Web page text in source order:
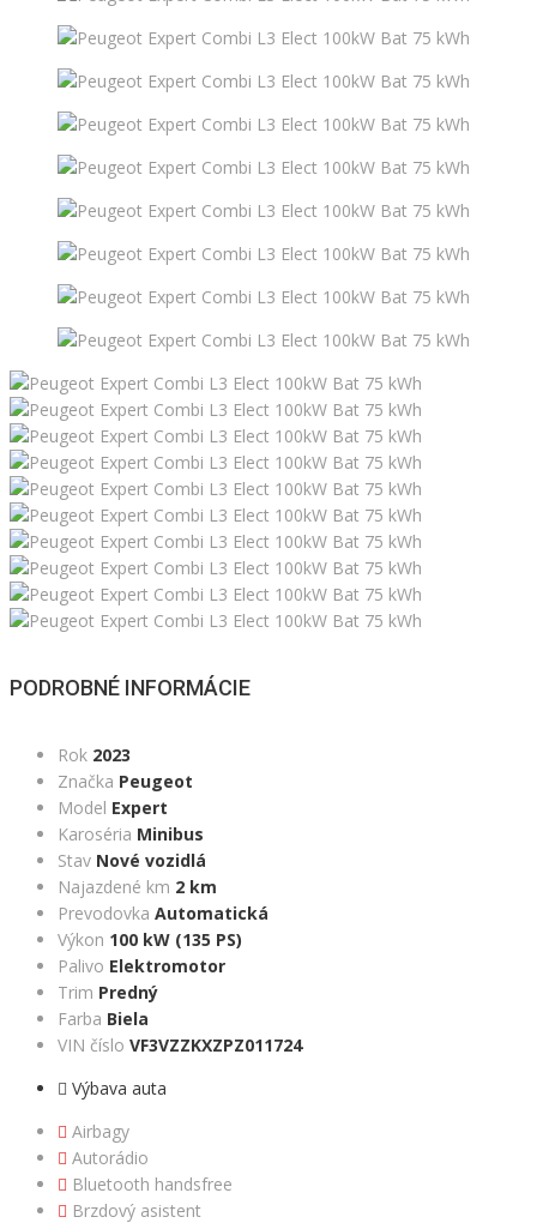
PODROBNÉ INFORMÁCIE
Rok 2023
Značka Peugeot
Model Expert
Karoséria Minibus
Stav Nové vozidlá
Najazdené km 2 km
Prevodovka Automatická
Výkon 100 kW (135 PS)
Palivo Elektromotor
Trim Predný
Farba Biela
VIN číslo VF3VZZKXZPZ011724
Výbava auta
Airbagy
Autorádio
Bluetooth handsfree
Brzdový asistent